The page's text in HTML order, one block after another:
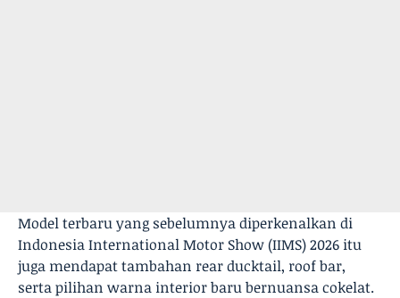
Model terbaru yang sebelumnya diperkenalkan di
Indonesia International Motor Show (IIMS) 2026 itu
juga mendapat tambahan rear ducktail, roof bar,
serta pilihan warna interior baru bernuansa cokelat.